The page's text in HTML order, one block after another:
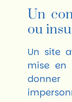
Un
ou
Un site
mise en